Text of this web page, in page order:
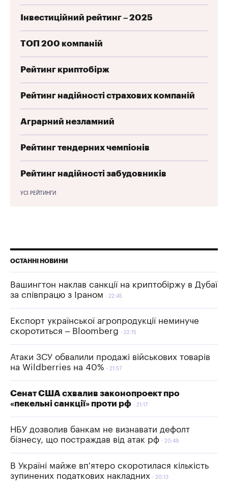
Інвестиційний рейтинг – 2025
ТОП 200 компаній
Рейтинг криптобірж
Рейтинг надійності страхових компаній
Аграрний незламний
Рейтинг тендерних чемпіонів
Рейтинг надійності забудовників
УСІ РЕЙТИНГИ
ОСТАННІ НОВИНИ
Вашингтон наклав санкції на криптобіржу в Дубаї
за співпрацю з Іраном
22:45
Експорт української агропродукції неминуче
скоротиться – Bloomberg
22:15
Атаки ЗСУ обвалили продажі військових товарів
на Wildberries на 40%
21:57
Сенат США схвалив законопроект про
«пекельні санкції» проти рф
21:17
НБУ дозволив банкам не визнавати дефолт
бізнесу, що постраждав від атак рф
20:49
В Україні майже вп'ятеро скоротилася кількість
зупинених податкових накладних
20:13